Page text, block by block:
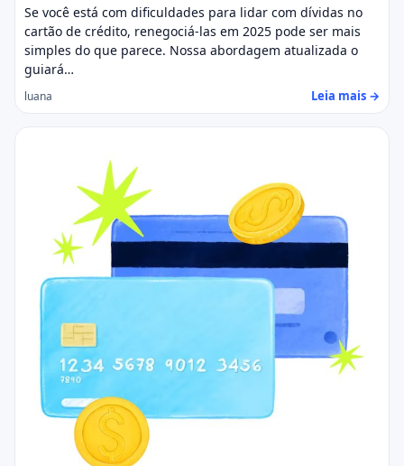
Se você está com dificuldades para lidar com dívidas no
cartão de crédito, renegociá-las em 2025 pode ser mais
simples do que parece. Nossa abordagem atualizada o
guiará…
luana Leia mais →